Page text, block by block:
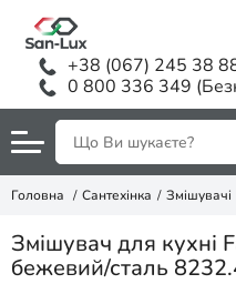
+38 (067) 245 38
0 800 336 349
Головна Сантехінка Змішувачі
Змішувач для кухні
бежевий/сталь